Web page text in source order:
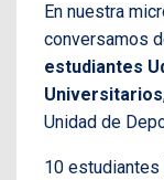
En nuestra
conversamos
estudiantes
Universitarios
Unidad de
10 estudiantes